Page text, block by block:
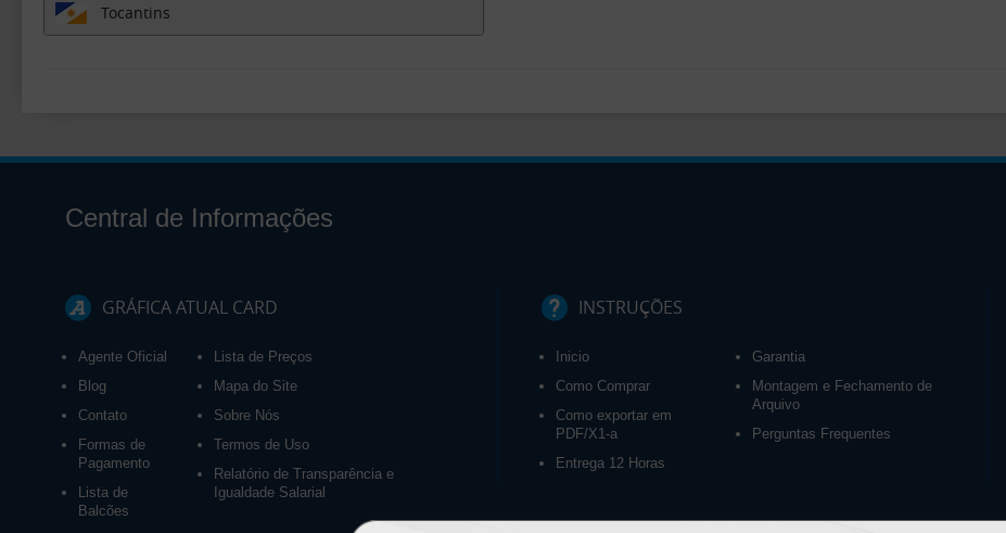
Tocantins
Central de Informações
GRÁFICA ATUAL CARD
Agente Oficial
Blog
Contato
Formas de
Pagamento
Lista de
Balcões
Lista de Preços
Mapa do Site
Sobre Nós
Termos de Uso
Relatório de Transparência e
Igualdade Salarial
INSTRUÇÕES
Inicio
Como Comprar
Como exportar em
PDF/X1-a
Entrega 12 Horas
Garantia
Montagem e Fechamento de
Arquivo
Perguntas Frequentes